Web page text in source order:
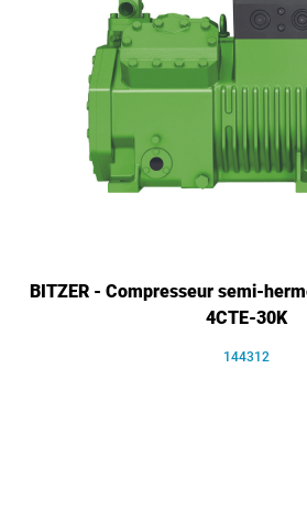
BITZER - Compresseur semi-
4CTE-30K
144312